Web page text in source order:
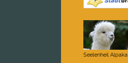
Seelenheil Alpaka